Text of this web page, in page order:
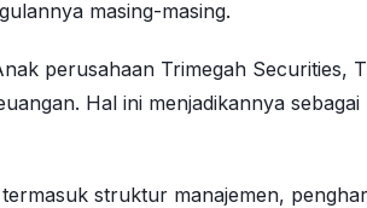
masing-masing.
perusahaan Trimegah Securities,
Hal ini menjadikannya
struktur manajemen,